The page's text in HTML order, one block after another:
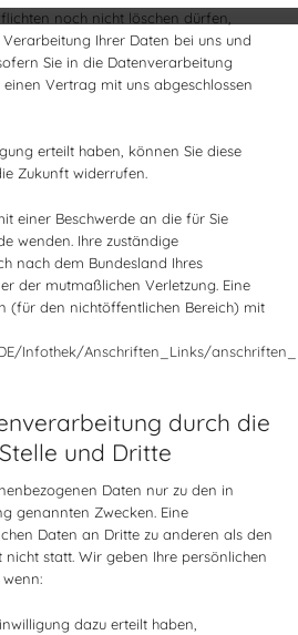
noch nicht löschen dürfen,
Ihrer Daten bei uns und
Sie in die Datenverarbeitung
Vertrag mit uns abgeschlossen
erteilt haben, können Sie diese
Zukunft widerrufen.
einer Beschwerde an die für Sie
wenden. Ihre zuständige
nach dem Bundesland Ihres
der mutmaßlichen Verletzung. Eine
(für den nichtöffentlichen Bereich) mit
Infothek/Anschriften_Links/
durch die
und Dritte
Daten nur zu den in
genannten Zwecken. Eine
Daten an Dritte zu anderen als den
statt. Wir geben Ihre persönlichen
dazu erteilt haben,